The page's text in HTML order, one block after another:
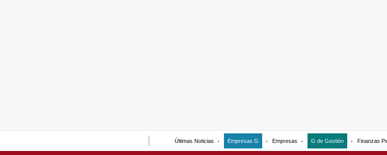
Últimas Noticias Empresas G Empresas G de Gestión Finanzas